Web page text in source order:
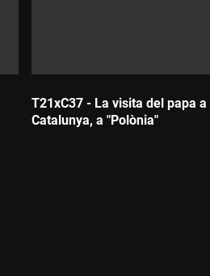
T21xC37 - La visita del papa a
Catalunya, a "Polònia"